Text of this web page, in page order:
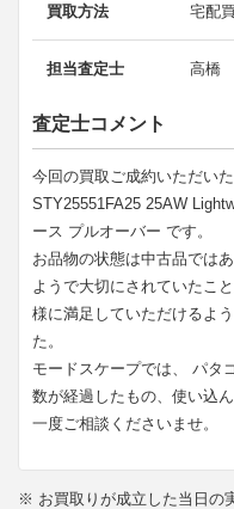
買取方法 宅配
担当査定士 高橋
査定士コメント
今回の買取ご成約いただい
STY25551FA25 25AW
ース プルオーバー です。
お品物の状態は中古品では
ようで大切にされていたこ
様に満足していただけるよ
た。
モードスケープでは、 パタ
数が経過したもの、使い込
一度ご相談くださいませ。
※ お買取りが成立した当日の